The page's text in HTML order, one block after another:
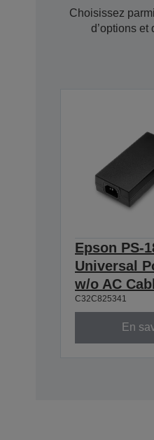
Choisissez
d’options et
Epson PS-
Universal
w/o AC
C32C825341
En